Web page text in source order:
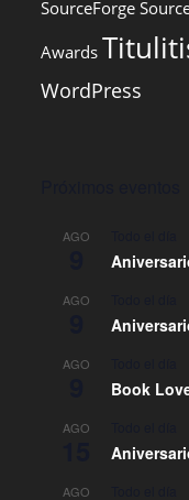
SourceForge
Awards
WordPress
AGO
AGO
AGO
Book
AGO
AGO